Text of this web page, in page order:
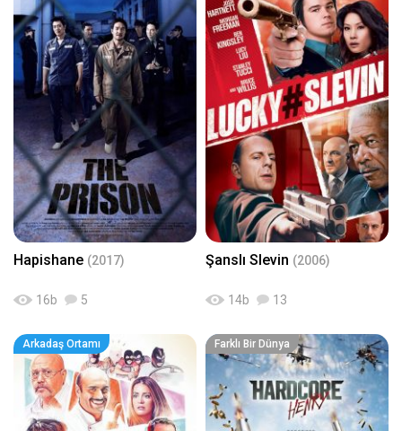
Hapishane (2017)
16b 5
Şanslı Slevin (2006)
14b 13
Arkadaş Ortamı Farklı Bir Dünya